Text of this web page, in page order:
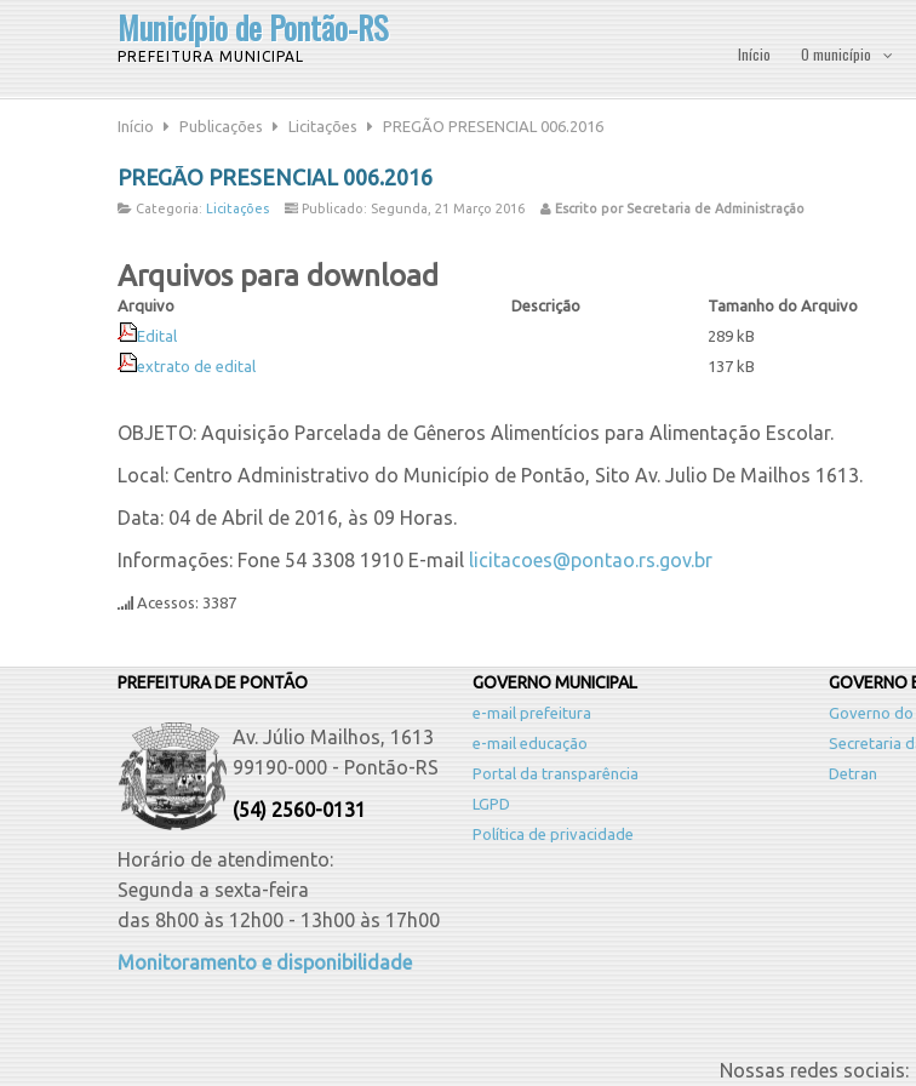
Município de Pontão-RS
PREFEITURA MUNICIPAL Início O município
Início Publicações Licitações PREGÃO PRESENCIAL 006.2016
PREGÃO PRESENCIAL 006.2016
Categoria: Licitações Publicado: Segunda, 21 Março 2016 Escrito por Secretaria de Administração
Arquivos para download
Arquivo Descrição Tamanho do Arquivo
Edital
289 kB
extrato de edital
137 kB
OBJETO: Aquisição Parcelada de Gêneros Alimentícios para Alimentação Escolar.
Local: Centro Administrativo do Município de Pontão, Sito Av. Julio De Mailhos 1613.
Data: 04 de Abril de 2016, às 09 Horas.
Informações: Fone 54 3308 1910 E-mail licitacoes@pontao.rs.gov.br
Acessos: 3387
PREFEITURA DE PONTÃO
Av. Júlio Mailhos, 1613
99190-000 - Pontão-RS
(54) 2560-0131
Horário de atendimento:
Segunda a sexta-feira
das 8h00 às 12h00 - 13h00 às 17h00
Monitoramento e disponibilidade
GOVERNO MUNICIPAL
e-mail prefeitura
e-mail educação
Portal da transparência
LGPD
Política de privacidade
GOVERNO
Governo do
Secretaria
Detran
Nossas redes sociais: